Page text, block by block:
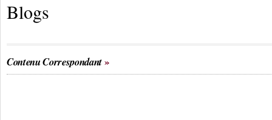
Blogs
Contenu Correspondant